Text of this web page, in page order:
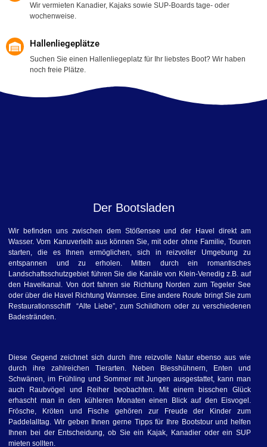
Wir vermieten Kanadier, Kajaks sowie SUP-Boards tage- oder
wochenweise.
Hallenliegeplätze
Suchen Sie einen Hallenliegeplatz für Ihr liebstes Boot? Wir haben
noch freie Plätze.
Der Bootsladen
Wir befinden uns zwischen dem Stößensee und der Havel direkt am
Wasser. Vom Kanuverleih aus können Sie, mit oder ohne Familie, Touren
starten, die es Ihnen ermöglichen, sich in reizvoller Umgebung zu
entspannen und zu erholen. Mitten durch ein romantisches
Landschaftsschutzgebiet führen Sie die Kanäle von Klein-Venedig z.B. auf
den Havelkanal. Von dort fahren sie Richtung Norden zum Tegeler See
oder über die Havel Richtung Wannsee. Eine andere Route bringt Sie zum
Restaurationsschiff “Alte Liebe”, zum Schildhorn oder zu verschiedenen
Badestränden.
Diese Gegend zeichnet sich durch ihre reizvolle Natur ebenso aus wie
durch ihre zahlreichen Tierarten. Neben Blesshühnern, Enten und
Schwänen, im Frühling und Sommer mit Jungen ausgestattet, kann man
auch Raubvögel und Reiher beobachten. Mit einem bisschen Glück
erhascht man in den kühleren Monaten einen Blick auf den Eisvogel.
Frösche, Kröten und Fische gehören zur Freude der Kinder zum
Paddelalltag. Wir geben Ihnen gerne Tipps für Ihre Bootstour und helfen
Ihnen bei der Entscheidung, ob Sie ein Kajak, Kanadier oder ein SUP
mieten sollten.